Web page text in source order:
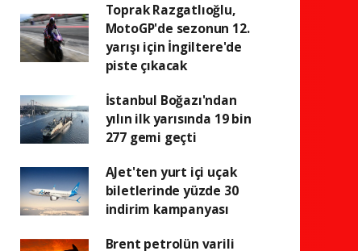
Toprak Razgatlıoğlu,
MotoGP'de sezonun 12.
yarışı için İngiltere'de
piste çıkacak
İstanbul Boğazı'ndan
yılın ilk yarısında 19 bin
277 gemi geçti
AJet'ten yurt içi uçak
biletlerinde yüzde 30
indirim kampanyası
Brent petrolün varili